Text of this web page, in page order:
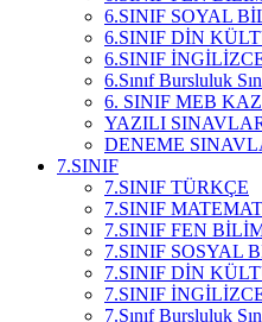
6.SINIF SOYAL
6.SINIF DİN
6.SINIF
6.Sınıf Bursluluk
6. SINIF MEB
YAZILI
DENEME
7.SINIF
7.SINIF TÜRKÇE
7.SINIF
7.SINIF FEN
7.SINIF SOSYAL
7.SINIF DİN
7.SINIF
7.Sınıf Bursluluk